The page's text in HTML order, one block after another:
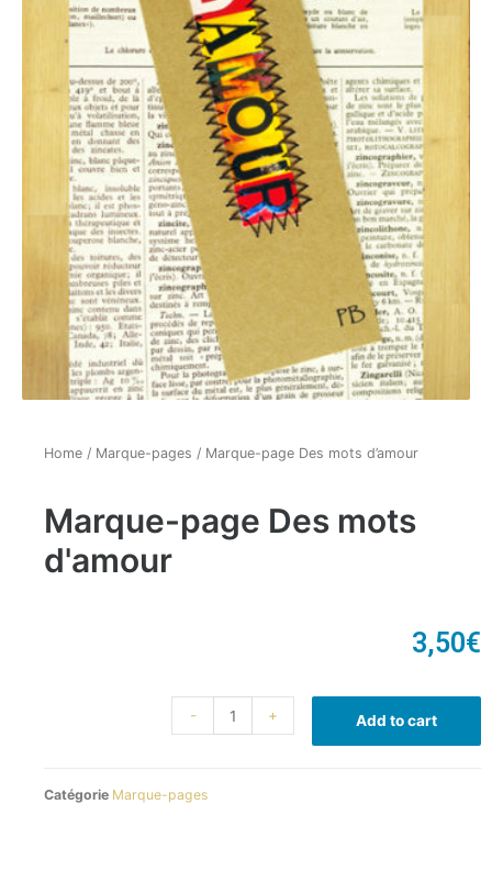
Home / Marque-pages / Marque-page Des mots d’amour
Marque-page Des mots
d'amour
3,50€
- + Add to cart
Catégorie Marque-pages